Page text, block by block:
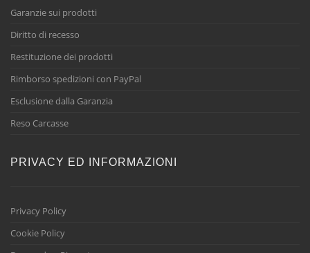
Garanzie sui prodotti
Diritto di recesso
Restituzione dei prodotti
Rimborso spedizioni con PayPal
Esclusione dalla Garanzia
Reso Carcasse
PRIVACY ED INFORMAZIONI
Privacy Policy
Cookie Policy